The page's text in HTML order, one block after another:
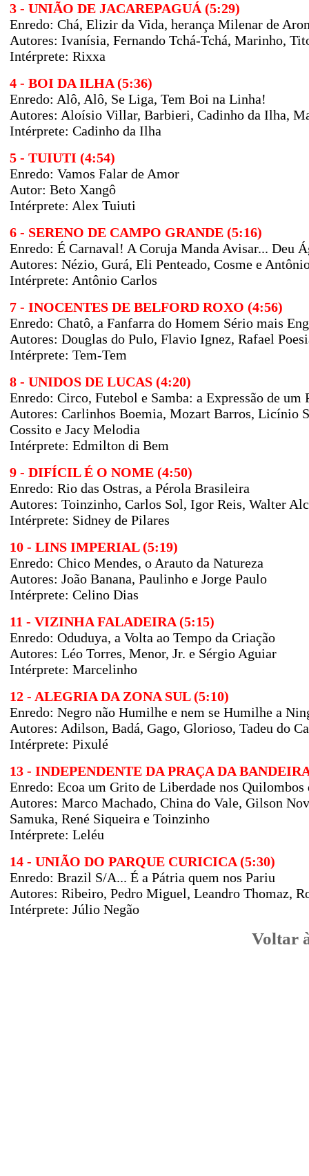
3 - UNIÃO DE JACAREPAGUÁ (5:29)
Enredo: Chá, Elizir da Vida, herança Milenar de
Autores: Ivanísia, Fernando Tchá-Tchá, Marinho,
Intérprete: Rixxa
4 - BOI DA ILHA (5:36)
Enredo: Alô, Alô, Se Liga, Tem Boi na Linha!
Autores: Aloísio Villar, Barbieri, Cadinho da Ilha,
Intérprete: Cadinho da Ilha
5 - TUIUTI (4:54)
Enredo: Vamos Falar de Amor
Autor: Beto Xangô
Intérprete: Alex Tuiuti
6 - SERENO DE CAMPO GRANDE (5:16)
Enredo: É Carnaval! A Coruja Manda Avisar... Deu
Autores: Nézio, Gurá, Eli Penteado, Cosme e
Intérprete: Antônio Carlos
7 - INOCENTES DE BELFORD ROXO (4:56)
Enredo: Chatô, a Fanfarra do Homem Sério mais
Autores: Douglas do Pulo, Flavio Ignez, Rafael
Intérprete: Tem-Tem
8 - UNIDOS DE LUCAS (4:20)
Enredo: Circo, Futebol e Samba: a Expressão de um
Autores: Carlinhos Boemia, Mozart Barros, Licínio
Cossito e Jacy Melodia
Intérprete: Edmilton di Bem
9 - DIFÍCIL É O NOME (4:50)
Enredo: Rio das Ostras, a Pérola Brasileira
Autores: Toinzinho, Carlos Sol, Igor Reis, Walter
Intérprete: Sidney de Pilares
10 - LINS IMPERIAL (5:19)
Enredo: Chico Mendes, o Arauto da Natureza
Autores: João Banana, Paulinho e Jorge Paulo
Intérprete: Celino Dias
11 - VIZINHA FALADEIRA (5:15)
Enredo: Oduduya, a Volta ao Tempo da Criação
Autores: Léo Torres, Menor, Jr. e Sérgio Aguiar
Intérprete: Marcelinho
12 - ALEGRIA DA ZONA SUL (5:10)
Enredo: Negro não Humilhe e nem se Humilhe a
Autores: Adilson, Badá, Gago, Glorioso, Tadeu do
Intérprete: Pixulé
13 - INDEPENDENTE DA PRAÇA DA
Enredo: Ecoa um Grito de Liberdade nos Quilombos
Autores: Marco Machado, China do Vale, Gilson
Samuka, René Siqueira e Toinzinho
Intérprete: Leléu
14 - UNIÃO DO PARQUE CURICICA (5:30)
Enredo: Brazil S/A... É a Pátria quem nos Pariu
Autores: Ribeiro, Pedro Miguel, Leandro Thomaz,
Intérprete: Júlio Negão
Voltar